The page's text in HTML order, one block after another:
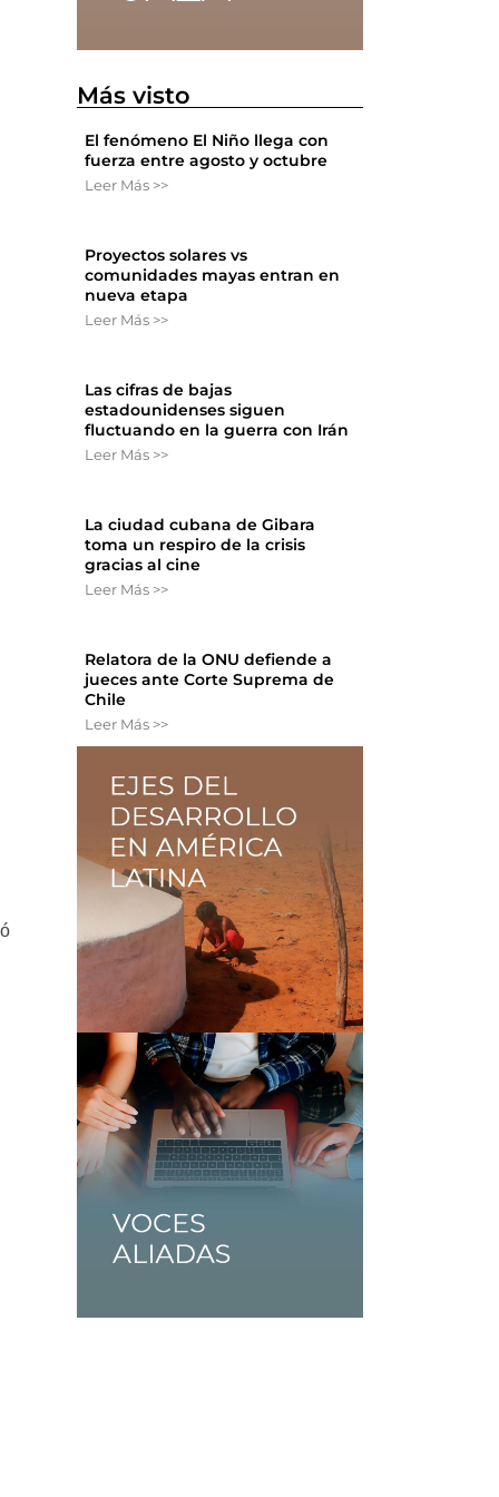
Más visto
El fenómeno El Niño llega con
fuerza entre agosto y octubre
Leer Más >>
Proyectos solares vs
comunidades mayas entran en
nueva etapa
Leer Más >>
Las cifras de bajas
estadounidenses siguen
fluctuando en la guerra con Irán
Leer Más >>
La ciudad cubana de Gibara
toma un respiro de la crisis
gracias al cine
Leer Más >>
Relatora de la ONU defiende a
jueces ante Corte Suprema de
Chile
Leer Más >>